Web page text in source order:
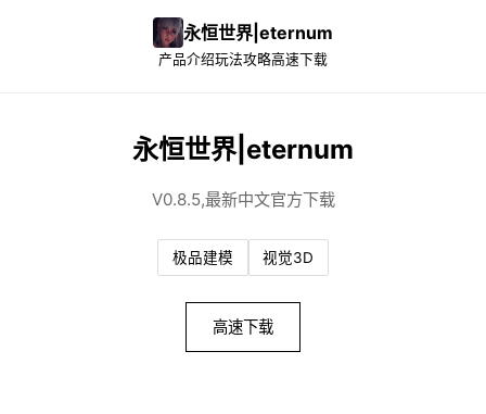
永恒世界|eternum
产品介绍玩法攻略高速下载
永恒世界|eternum
V0.8.5,最新中文官方下载
极品建模 视觉3D
高速下载